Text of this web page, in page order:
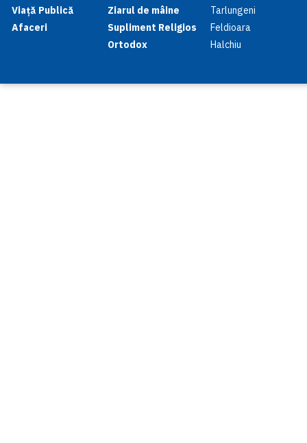
Viață Publică
Afaceri
Ziarul de mâine
Supliment Religios
Ortodox
Tarlungeni
Feldioara
Halchiu